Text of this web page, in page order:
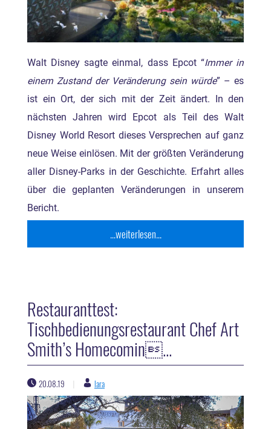
Walt Disney sagte einmal, dass Epcot “Immer in
einem Zustand der Veränderung sein würde” – es
ist ein Ort, der sich mit der Zeit ändert. In den
nächsten Jahren wird Epcot als Teil des Walt
Disney World Resort dieses Versprechen auf ganz
neue Weise einlösen. Mit der größten Veränderung
aller Disney-Parks in der Geschichte. Erfahrt alles
über die geplanten Veränderungen in unserem
Bericht.
...weiterlesen...
Restauranttest:
Tischbedienungsrestaurant Chef Art
Smith’s Homecomin...
20.08.19 | lara